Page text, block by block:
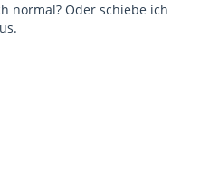
normal? Oder schiebe ich